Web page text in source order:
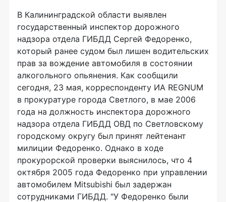
В Калининградской области выявлен
государственный инспектор дорожного
надзора отдела ГИБДД Сергей Федоренко,
который ранее судом был лишен водительских
прав за вождение автомобиля в состоянии
алкогольного опьянения. Как сообщили
сегодня, 23 мая, корреспонденту ИА REGNUM
в прокуратуре города Светлого, в мае 2006
года на должность инспектора дорожного
надзора отдела ГИБДД ОВД по Светловскому
городскому округу был принят лейтенант
милиции Федоренко. Однако в ходе
прокурорской проверки выяснилось, что 4
октября 2005 года Федоренко при управлении
автомобилем Mitsubishi был задержан
сотрудниками ГИБДД. "У Федоренко были